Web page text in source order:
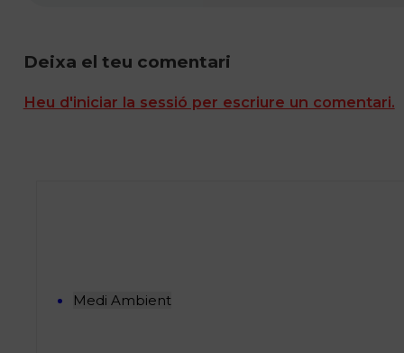
Deixa el teu comentari
Heu d'iniciar la sessió per escriure un comentari.
Medi Ambient